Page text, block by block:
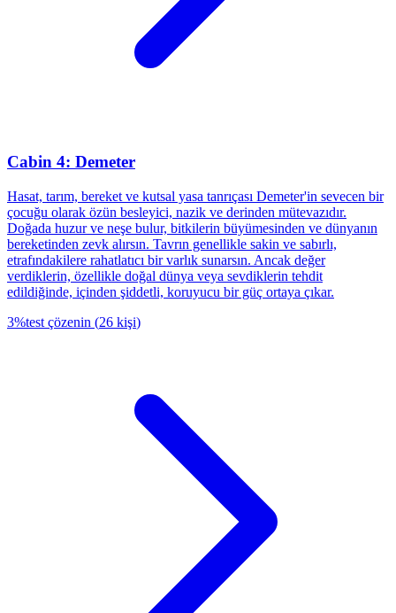
Cabin 4: Demeter
Hasat, tarım, bereket ve kutsal yasa tanrıçası Demeter'in sevecen bir
çocuğu olarak özün besleyici, nazik ve derinden mütevazıdır.
Doğada huzur ve neşe bulur, bitkilerin büyümesinden ve dünyanın
bereketinden zevk alırsın. Tavrın genellikle sakin ve sabırlı,
etrafındakilere rahatlatıcı bir varlık sunarsın. Ancak değer
verdiklerin, özellikle doğal dünya veya sevdiklerin tehdit
edildiğinde, içinden şiddetli, koruyucu bir güç ortaya çıkar.
3%test çözenin (26 kişi)